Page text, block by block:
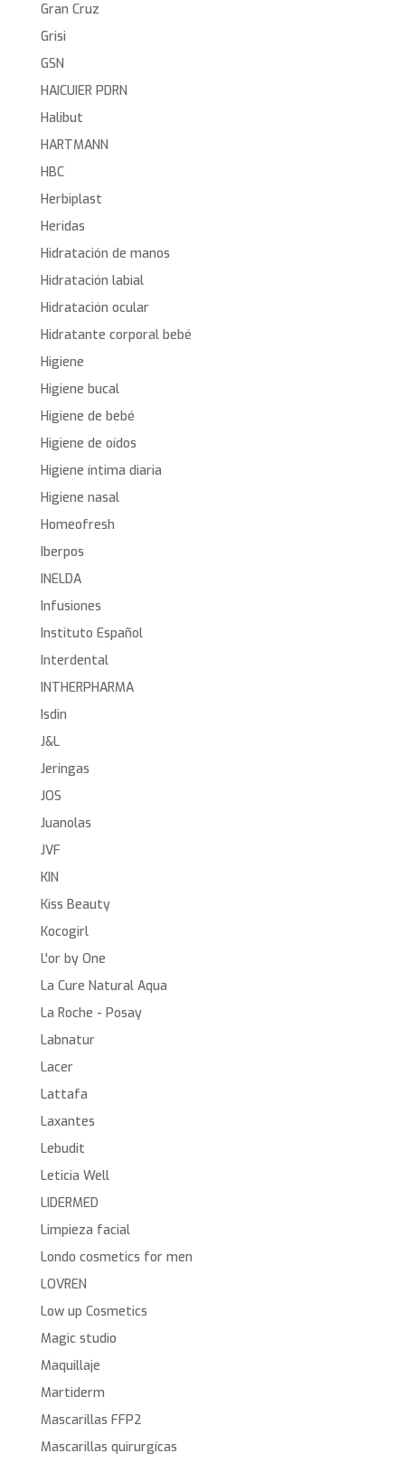
Gran Cruz
Grisi
GSN
HAICUIER PDRN
Halibut
HARTMANN
HBC
Herbiplast
Heridas
Hidratación de manos
Hidratación labial
Hidratación ocular
Hidratante corporal bebé
Higiene
Higiene bucal
Higiene de bebé
Higiene de oídos
Higiene íntima diaria
Higiene nasal
Homeofresh
Iberpos
INELDA
Infusiones
Instituto Español
Interdental
INTHERPHARMA
Isdin
J&L
Jeringas
JOS
Juanolas
JVF
KIN
Kiss Beauty
Kocogirl
L'or by One
La Cure Natural Aqua
La Roche - Posay
Labnatur
Lacer
Lattafa
Laxantes
Lebudit
Leticia Well
LIDERMED
Limpieza facial
Londo cosmetics for men
LOVREN
Low up Cosmetics
Magic studio
Maquillaje
Martiderm
Mascarillas FFP2
Mascarillas quirurgícas